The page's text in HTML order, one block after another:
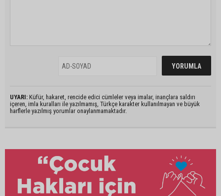
UYARI: Küfür, hakaret, rencide edici cümleler veya imalar, inançlara saldırı
içeren, imla kuralları ile yazılmamış, Türkçe karakter kullanılmayan ve büyük
harflerle yazılmış yorumlar onaylanmamaktadır.